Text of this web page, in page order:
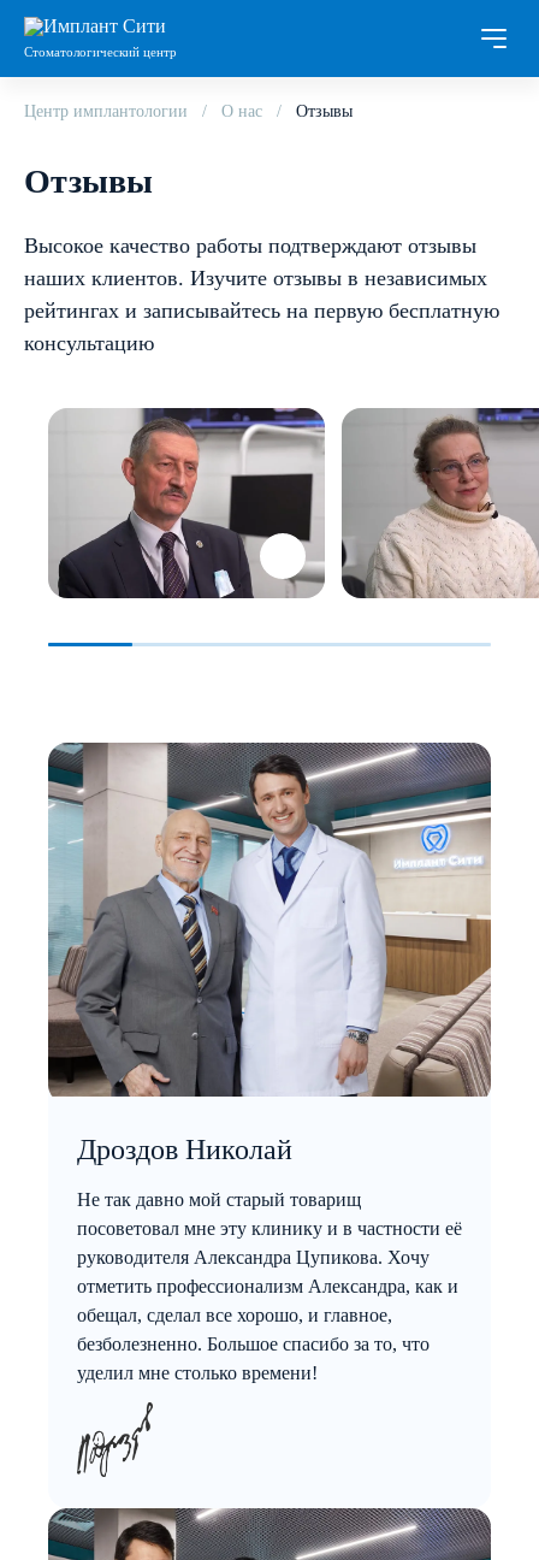
Стоматологический центр
Центр имплантологии О нас Отзывы
Отзывы
Высокое качество работы подтверждают отзывы
наших клиентов. Изучите отзывы в независимых
рейтингах и записывайтесь на первую бесплатную
консультацию
Дроздов Николай
Не так давно мой старый товарищ
посоветовал мне эту клинику и в частности её
руководителя Александра Цупикова. Хочу
отметить профессионализм Александра, как и
обещал, сделал все хорошо, и главное,
безболезненно. Большое спасибо за то, что
уделил мне столько времени!